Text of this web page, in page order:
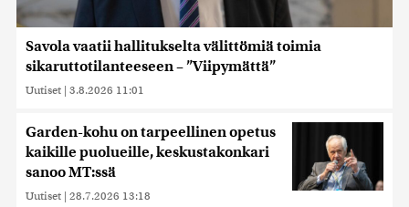
Savola vaatii hallitukselta välittömiä toimia
sikaruttotilanteeseen – ”Viipymättä”
Uutiset | 3.8.2026 11:01
Garden-kohu on tarpeellinen opetus
kaikille puolueille, keskustakonkari
sanoo MT:ssä
Uutiset | 28.7.2026 13:18